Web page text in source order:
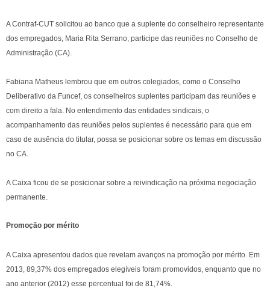
A Contraf-CUT solicitou ao banco que a suplente do conselheiro representante
dos empregados, Maria Rita Serrano, participe das reuniões no Conselho de
Administração (CA).
Fabiana Matheus lembrou que em outros colegiados, como o Conselho
Deliberativo da Funcef, os conselheiros suplentes participam das reuniões e
com direito a fala. No entendimento das entidades sindicais, o
acompanhamento das reuniões pelos suplentes é necessário para que em
caso de ausência do titular, possa se posicionar sobre os temas em discussão
no CA.
A Caixa ficou de se posicionar sobre a reivindicação na próxima negociação
permanente.
Promoção por mérito
A Caixa apresentou dados que revelam avanços na promoção por mérito. Em
2013, 89,37% dos empregados elegíveis foram promovidos, enquanto que no
ano anterior (2012) esse percentual foi de 81,74%.